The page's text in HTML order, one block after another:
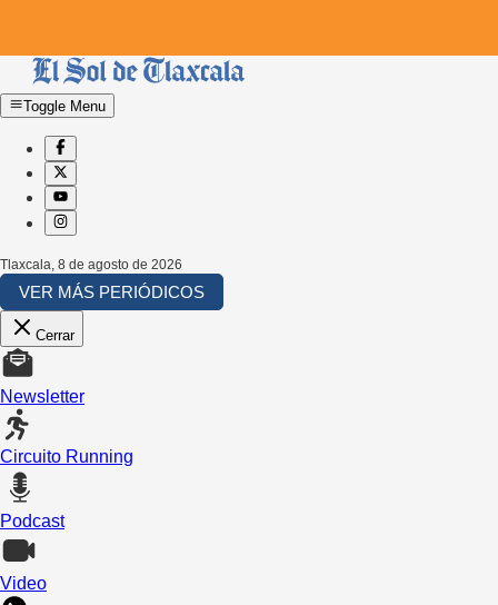
Toggle Menu
Tlaxcala 8 de agosto de 2026
VER MÁS PERIÓDICOS
Cerrar
Newsletter
Circuito Running
Podcast
Video